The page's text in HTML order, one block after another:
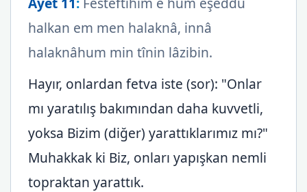
halkan em men halaknâ, innâ
halaknâhum min tînin lâzibin.
Hayır, onlardan fetva iste (sor): "Onlar
mı yaratılış bakımından daha kuvvetli,
yoksa Bizim (diğer) yarattıklarımız mı?"
Muhakkak ki Biz, onları yapışkan nemli
topraktan yarattık.